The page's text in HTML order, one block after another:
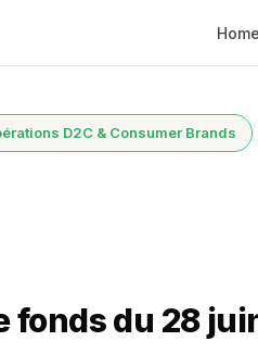
Home
D2C & Consumer Brands
fonds du 28